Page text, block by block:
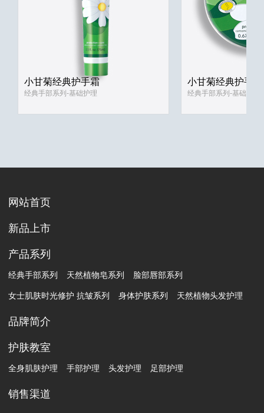
小甘菊经典护手霜
经典手部系列-基础护理
小甘菊经典护手霜
经典手部系列-基础护理
网站首页
新品上市
产品系列
经典手部系列 天然植物皂系列 脸部唇部系列
女士肌肤时光修护 抗皱系列 身体护肤系列 天然植物头发护理
品牌简介
护肤教室
全身肌肤护理 手部护理 头发护理 足部护理
销售渠道